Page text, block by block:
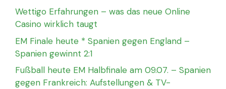
Wettigo Erfahrungen – was das neue Online
Casino wirklich taugt
EM Finale heute * Spanien gegen England –
Spanien gewinnt 2:1
Fußball heute EM Halbfinale am 09.07. – Spanien
gegen Frankreich: Aufstellungen & TV-